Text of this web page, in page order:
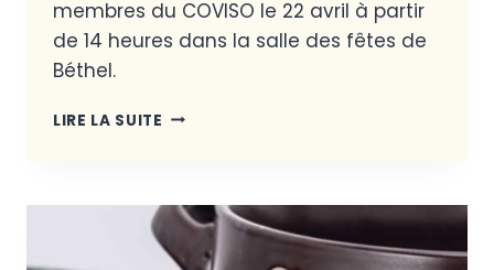
membres du COVISO le 22 avril à partir
de 14 heures dans la salle des fêtes de
Béthel.
LIRE LA SUITE